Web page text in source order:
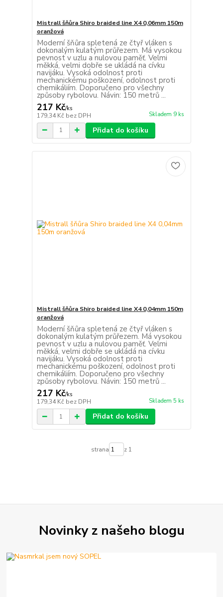
Mistrall šňůra Shiro braided line X4 0,06mm 150m
oranžová
Moderní šňůra spletená ze čtyř vláken s
dokonalým kulatým průřezem. Má vysokou
pevnost v uzlu a nulovou paměť. Velmi
měkká, velmi dobře se ukládá na cívku
navijáku. Vysoká odolnost proti
mechanickému poškození, odolnost proti
chemikáliím. Doporučeno pro všechny
způsoby rybolovu. Návin: 150 metrů ...
217 Kč/ks
179,34 Kč bez DPH Skladem 9 ks
Přidat do košíku
Mistrall šňůra Shiro braided line X4 0,04mm 150m
oranžová
Moderní šňůra spletená ze čtyř vláken s
dokonalým kulatým průřezem. Má vysokou
pevnost v uzlu a nulovou paměť. Velmi
měkká, velmi dobře se ukládá na cívku
navijáku. Vysoká odolnost proti
mechanickému poškození, odolnost proti
chemikáliím. Doporučeno pro všechny
způsoby rybolovu. Návin: 150 metrů ...
217 Kč/ks
179,34 Kč bez DPH Skladem 5 ks
Přidat do košíku
strana z 1
Novinky z našeho blogu